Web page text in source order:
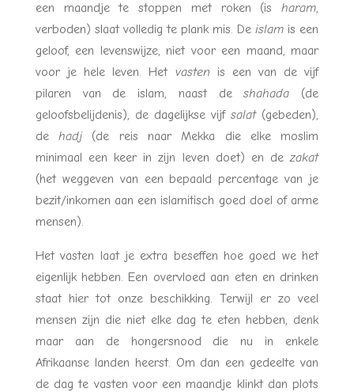
een maandje te stoppen met roken (isharam,
verboden) slaat volledig te plank mis. Deislam is een
geloof, een levenswijze, niet voor een maand, maar
voor je hele leven. Het vasten is een van de vijf
pilaren van de islam, naast deshahada (de
geloofsbelijdenis), de dagelijkse vijfsalat(gebeden),
dehadj(de reis naar Mekka die elke moslim
minimaal een keer in zijn leven doet) en dezakat
(het weggeven van een bepaald percentage van je
bezit/inkomen aan een islamitisch goed doel of arme
mensen).
Het vasten laat je extra beseffen hoe goed we het
eigenlijk hebben. Een overvloed aan eten en drinken
staat hier tot onze beschikking. Terwijl er zo veel
mensen zijn die niet elke dag te eten hebben, denk
maar aan de hongersnood die nu in enkele
Afrikaanse landen heerst. Om dan een gedeelte van
de dag te vasten voor een maandje klinkt dan plots